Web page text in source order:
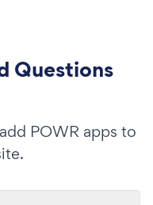
Questions
POWR apps to